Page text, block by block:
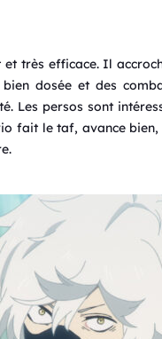
et très efficace. Il
dosée et des
Les persos sont
fait le taf, avance